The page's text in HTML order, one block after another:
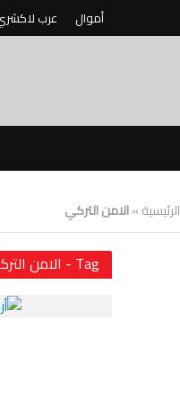
أموال عرب
الرئيسية»الامن التركي
Tag - الامن التركي